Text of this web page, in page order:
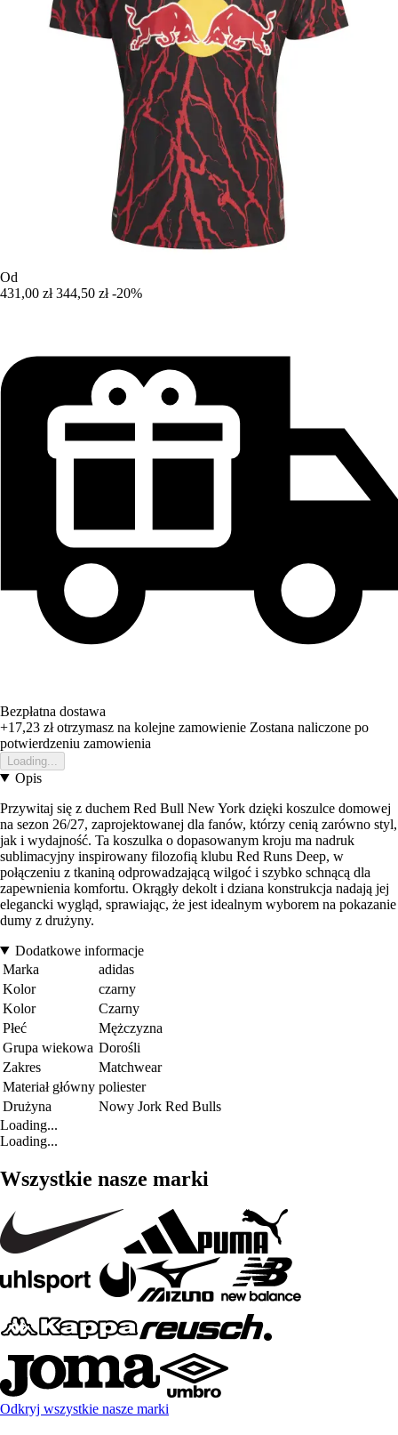
Od
431,00 zł 344,50 zł -20%
Bezpłatna dostawa
+17,23 złotrzymasz na kolejne zamowienie Zostana naliczone po
potwierdzeniu zamowienia
Loading...
Opis
Przywitaj się z duchem Red Bull New York dzięki koszulce domowej
na sezon 26/27, zaprojektowanej dla fanów, którzy cenią zarówno styl,
jak i wydajność. Ta koszulka o dopasowanym kroju ma nadruk
sublimacyjny inspirowany filozofią klubu Red Runs Deep, w
połączeniu z tkaniną odprowadzającą wilgoć i szybko schnącą dla
zapewnienia komfortu. Okrągły dekolt i dziana konstrukcja nadają jej
elegancki wygląd, sprawiając, że jest idealnym wyborem na pokazanie
dumy z drużyny.
Dodatkowe informacje
Marka
adidas
Kolor
czarny
Kolor
Czarny
Płeć
Mężczyzna
Grupa wiekowa Dorośli
Zakres
Matchwear
Materiał główny poliester
Drużyna
Nowy Jork Red Bulls
Loading...
Loading...
Wszystkie nasze marki
Odkryj wszystkie nasze marki